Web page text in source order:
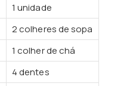
1 unidade
2 colheres de sopa
1 colher de chá
4 dentes